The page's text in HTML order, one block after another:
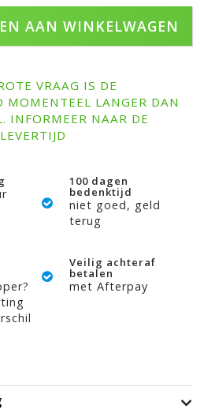
AAN WINKELWAGEN
VRAAG IS DE
MOMENTEEL LANGER DAN
INFORMEER NAAR DE
100 dagen
bedenktijd
niet goed, geld
terug
Veilig achteraf
betalen
met Afterpay